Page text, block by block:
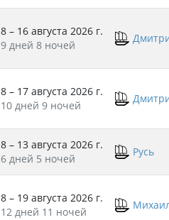
8 – 16 августа 2026 г.
9 дней 8 ночей
8 – 17 августа 2026 г.
10 дней 9 ночей
8 – 13 августа 2026 г.
6 дней 5 ночей
Русь
8 – 19 августа 2026 г.
12 дней 11 ночей